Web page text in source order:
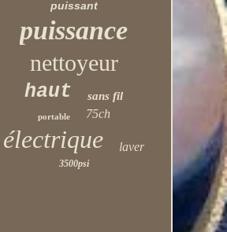
puissant
puissance
nettoyeur
haut sans fil
portable 75ch
électrique laver
3500psi